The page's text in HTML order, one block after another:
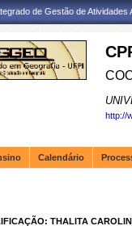
de Gestão de Atividades
http://
Calendário
THALITA